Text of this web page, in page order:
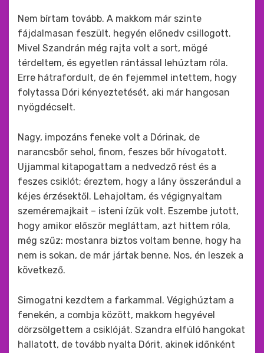
Nem bírtam tovább. A makkom már szinte
fájdalmasan feszült, hegyén előnedv csillogott.
Mivel Szandrán még rajta volt a sort, mögé
térdeltem, és egyetlen rántással lehúztam róla.
Erre hátrafordult, de én fejemmel intettem, hogy
folytassa Dóri kényeztetését, aki már hangosan
nyögdécselt.
Nagy, impozáns feneke volt a Dórinak, de
narancsbőr sehol, finom, feszes bőr hívogatott.
Ujjammal kitapogattam a nedvedző rést és a
feszes csiklót; éreztem, hogy a lány összerándul a
kéjes érzésektől. Lehajoltam, és végignyaltam
szeméremajkait – isteni ízük volt. Eszembe jutott,
hogy amikor először megláttam, azt hittem róla,
még szűz: mostanra biztos voltam benne, hogy ha
nem is sokan, de már jártak benne. Nos, én leszek a
következő.
Simogatni kezdtem a farkammal. Végighúztam a
fenekén, a combja között, makkom hegyével
dörzsölgettem a csiklóját. Szandra elfúló hangokat
hallatott, de tovább nyalta Dórit, akinek időnként